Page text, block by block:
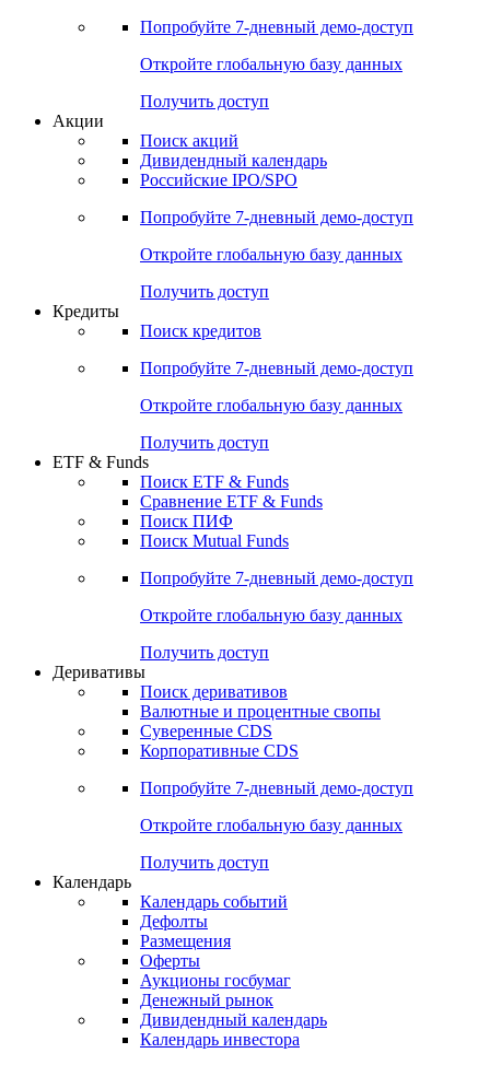
Попробуйте 7-дневный демо-доступ
Откройте глобальную базу данных
Получить доступ
Акции
Поиск акций
Дивидендный календарь
Российские IPO/SPO
Попробуйте 7-дневный демо-доступ
Откройте глобальную базу данных
Получить доступ
Кредиты
Поиск кредитов
Попробуйте 7-дневный демо-доступ
Откройте глобальную базу данных
Получить доступ
ETF & Funds
Поиск ETF & Funds
Сравнение ETF & Funds
Поиск ПИФ
Поиск Mutual Funds
Попробуйте 7-дневный демо-доступ
Откройте глобальную базу данных
Получить доступ
Деривативы
Поиск деривативов
Валютные и процентные свопы
Суверенные CDS
Корпоративные CDS
Попробуйте 7-дневный демо-доступ
Откройте глобальную базу данных
Получить доступ
Календарь
Календарь событий
Дефолты
Размещения
Оферты
Аукционы госбумаг
Денежный рынок
Дивидендный календарь
Календарь инвестора